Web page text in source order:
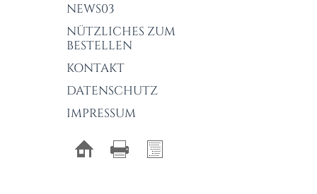
NEWS03
NÜTZLICHES ZUM
BESTELLEN
KONTAKT
DATENSCHUTZ
IMPRESSUM